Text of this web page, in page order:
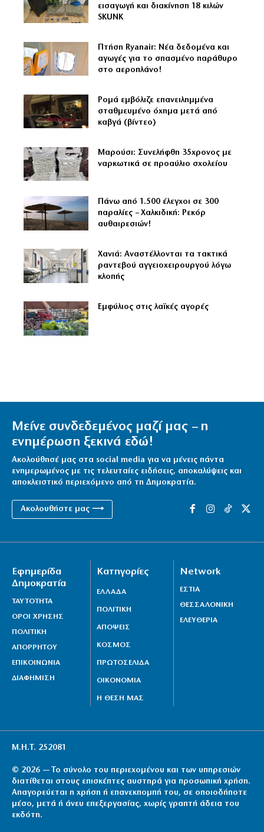
εισαγωγή και διακίνηση 18 κιλών
SKUNK
Πτήση Ryanair: Νέα δεδομένα και
αγωγές για το σπασμένο παράθυρο
στο αεροπλάνο!
Ρομά εμβόλιζε επανειλημμένα
σταθμευμένο όχημα μετά από
καβγά (βίντεο)
Μαρούσι: Συνελήφθη 35χρονος με
ναρκωτικά σε προαύλιο σχολείου
Πάνω από 1.500 έλεγχοι σε 300
παραλίες – Χαλκιδική: Ρεκόρ
αυθαιρεσιών!
Χανιά: Αναστέλλονται τα τακτικά
ραντεβού αγγειοχειρουργού λόγω
κλοπής
Εμφύλιος στις λαϊκές αγορές
Μείνε συνδεδεμένος μαζί μας – η
ενημέρωση ξεκινά εδώ!
Ακολούθησέ μας στα social media για να μένεις πάντα
ενημερωμένος με τις τελευταίες ειδήσεις, αποκαλύψεις και
αποκλειστικό περιεχόμενο από τη Δημοκρατία.
Ακολουθήστε μας ⟶
Εφημερίδα
Δημοκρατία
ΤΑΥΤΟΤΗΤΑ
ΟΡΟΙ ΧΡΗΣΗΣ
ΠΟΛΙΤΙΚΗ
ΑΠΟΡΡΗΤΟΥ
ΕΠΙΚΟΙΝΩΝΙΑ
ΔΙΑΦΗΜΙΣΗ
Κατηγορίες
ΕΛΛΑΔΑ
ΠΟΛΙΤΙΚΗ
ΑΠΟΨΕΙΣ
ΚΟΣΜΟΣ
ΠΡΩΤΟΣΕΛΙΔΑ
ΟΙΚΟΝΟΜΙΑ
Η ΘΕΣΗ ΜΑΣ
Network
ΕΣΤΙΑ
ΘΕΣΣΑΛΟΝΙΚΗ
ΕΛΕΥΘΕΡΙΑ
Μ.Η.Τ. 252081
© 2026 — Το σύνολο του περιεχομένου και των υπηρεσιών
διατίθεται στους επισκέπτες αυστηρά για προσωπική χρήση.
Απαγορεύεται η χρήση ή επανεκπομπή του, σε οποιοδήποτε
μέσο, μετά ή άνευ επεξεργασίας, χωρίς γραπτή άδεια του
εκδότη.